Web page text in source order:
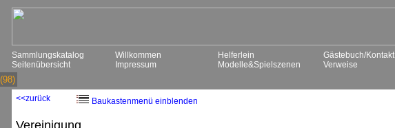
Sammlungskatalog
Seitenübersicht
Willkommen
Impressum
Helferlein
Modelle&Spielszenen
Gästebuch/Kontakt
Verweise
(98)
<<zurück Baukastenmenü einblenden
Vereinigung